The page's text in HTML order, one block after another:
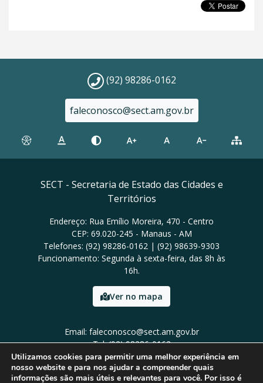
(92) 98286-0162
faleconosco@sect.am.gov.br
SECT - Secretaria de Estado das Cidades e
Territórios
Endereço: Rua Emílio Moreira, 470 - Centro
CEP: 69.020-245 - Manaus - AM
Telefones: (92) 98286-0162 | (92) 98639-9303
Funcionamento: Segunda à sexta-feira, das 8h às
16h.
Ver no mapa
Email: faleconosco@sect.am.gov.br
Tel: (92) 98286-0162
Utilizamos cookies para permitir uma melhor experiência em
nosso website e para nos ajudar a compreender quais
informações são mais úteis e relevantes para você. Por isso é